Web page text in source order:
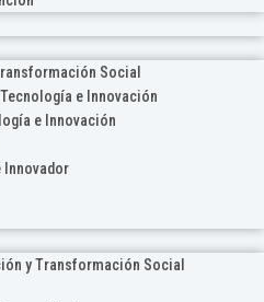
Social
e Innovación
e Innovación
Innovador
y Transformación Social